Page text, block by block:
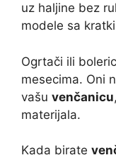
uz haljine bez
modele sa
Ogrtači ili
mesecima. Oni
vašu venčanicu
materijala.
Kada birate